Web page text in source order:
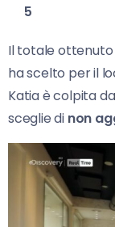
5
Il totale ottenuto
ha scelto per il
Katia è colpita
sceglie di non